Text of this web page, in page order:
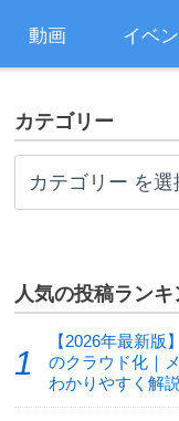
動画 イベ
カテゴリー
人気の投稿ランキ
【2026年最新版
のクラウド化｜
わかりやすく解説